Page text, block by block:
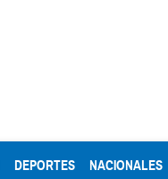
DEPORTES NACIONALES